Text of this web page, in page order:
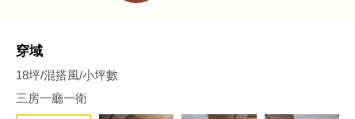
穿域
18坪/混搭風/小坪數
三房一廳一衛